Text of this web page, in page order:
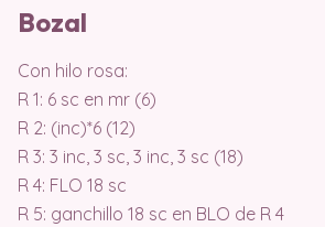
Bozal
Con hilo rosa:
R 1: 6 sc en mr (6)
R 2: (inc)*6 (12)
R 3: 3 inc, 3 sc, 3 inc, 3 sc (18)
R 4: FLO 18 sc
R 5: ganchillo 18 sc en BLO de R 4